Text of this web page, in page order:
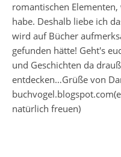
romantischen
habe. Deshalb liebe ich
wird auf Bücher
gefunden hätte! Geht's
und Geschichten da
entdecken…Grüße von
natürlich freuen)